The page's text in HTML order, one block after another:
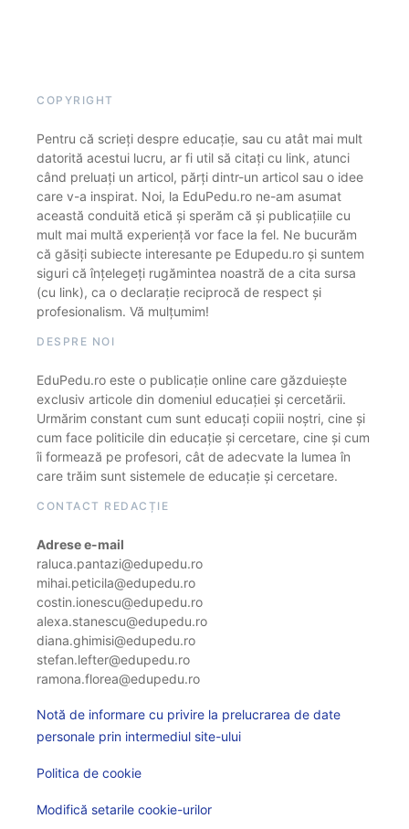
COPYRIGHT
Pentru că scrieți despre educație, sau cu atât mai mult
datorită acestui lucru, ar fi util să citați cu link, atunci
când preluați un articol, părți dintr-un articol sau o idee
care v-a inspirat. Noi, la EduPedu.ro ne-am asumat
această conduită etică și sperăm că și publicațiile cu
mult mai multă experiență vor face la fel. Ne bucurăm
că găsiți subiecte interesante pe Edupedu.ro și suntem
siguri că înțelegeți rugămintea noastră de a cita sursa
(cu link), ca o declarație reciprocă de respect și
profesionalism. Vă mulțumim!
DESPRE NOI
EduPedu.ro este o publicație online care găzduiește
exclusiv articole din domeniul educației și cercetării.
Urmărim constant cum sunt educați copiii noștri, cine și
cum face politicile din educație și cercetare, cine și cum
îi formează pe profesori, cât de adecvate la lumea în
care trăim sunt sistemele de educație și cercetare.
CONTACT REDACȚIE
Adrese e-mail
raluca.pantazi@edupedu.ro
mihai.peticila@edupedu.ro
costin.ionescu@edupedu.ro
alexa.stanescu@edupedu.ro
diana.ghimisi@edupedu.ro
stefan.lefter@edupedu.ro
ramona.florea@edupedu.ro
Notă de informare cu privire la prelucrarea de date
personale prin intermediul site-ului
Politica de cookie
Modifică setarile cookie-urilor